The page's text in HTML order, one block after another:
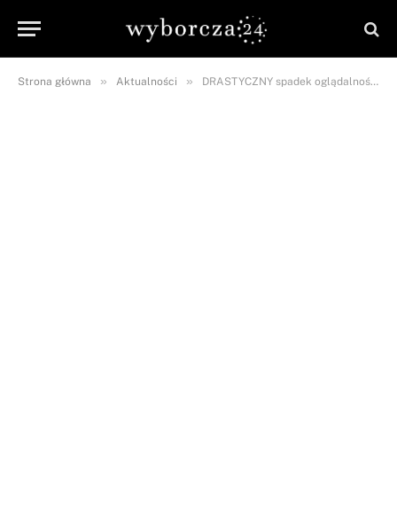
Strona główna » Aktualności » DRASTYCZNY spadek oglądalności programu „Nasz nowy dom”! NAM opublikował statystyki